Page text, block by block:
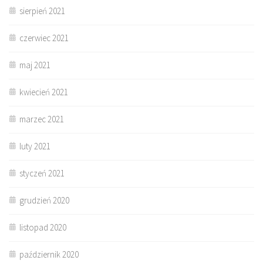
sierpień 2021
czerwiec 2021
maj 2021
kwiecień 2021
marzec 2021
luty 2021
styczeń 2021
grudzień 2020
listopad 2020
październik 2020